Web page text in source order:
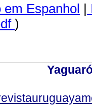
em Espanhol |
)